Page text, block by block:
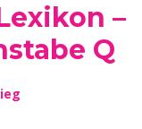
–
Q